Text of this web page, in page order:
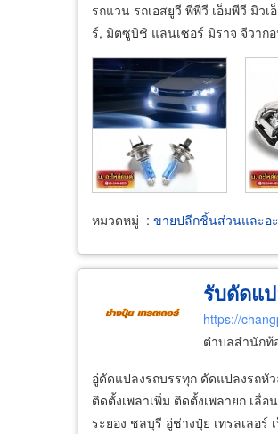
รถแวน รถเอสยูวี พีพีวี เอ็มพีวี มิว
ร์, มิตซูบิชิ แลนเซอร์ มิราจ จีวาก
หมวดหมู่ : ขายปลีกชิ้นส่วนและอ
รับดัดแป
https://
ตำบลสำนักท้
อู่ดัดแปลงรถบรรทุก ดัดแปลงรถหั
ติดตั้งเพลาเพิ่ม ติดตั้งเพลายก เลื่
ระยอง ชลบุรี อู่ช่างปุ๋ย เทรลเลอร์